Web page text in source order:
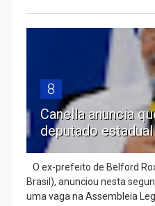
8
Canella anuncia
deputado estadual
O ex-prefeito de Belford
Brasil), anunciou nesta
uma vaga na Assembleia